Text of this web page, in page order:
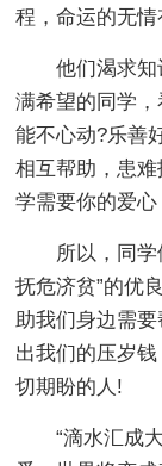
程，命运的无情
他们渴求
满希望的同学
能不心动?乐善
相互帮助，患
学需要你的爱心
所以，同
抚危济贫”的优
助我们身边需
出我们的压岁
切期盼的人!
“滴水汇成